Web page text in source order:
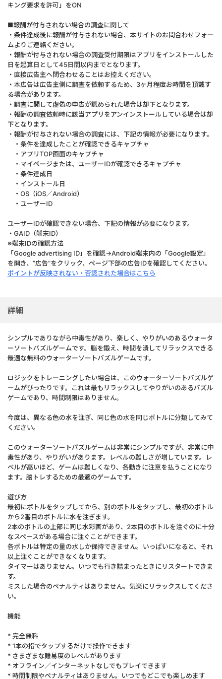
キング要求を許可」をON
■報酬が付与されない場合の調査に関して
・条件達成後に報酬が付与されない場合、本サイトのお問合わせフォー
ムよりご連絡ください。
・報酬が付与されない場合の調査受付期限はアプリをインストールした
日を起算日として45日間以内までとなります。
・直接広告主へ問合わせることはお控えください。
・本広告は広告主側に調査を依頼するため、3ヶ月程度お時間を頂戴す
る場合があります。
・調査に関して虚偽の申告が認められた場合は却下となります。
・報酬の調査依頼時に該当アプリをアンインストールしている場合は却
下となります。
・報酬が付与されない場合の調査には、下記の情報が必要になります。
・条件を達成したことが確認できるキャプチャ
・アプリTOP画面のキャプチャ
・マイページまたは、ユーザーIDが確認できるキャプチャ
・条件達成日
・インストール日
・OS（iOS／Android）
・ユーザーID
ユーザーIDが確認できない場合、下記の情報が必要になります。
・GAID（端末ID）
※端末IDの確認方法
「Google advertising ID」を確認→Android端末内の「Google設定」
を開き、”広告”をクリック、ページ下部の広告IDを確認してください。
ポイントが反映されない・否認された場合はこちら
詳細
シンプルでありながら中毒性があり、楽しく、やりがいのあるウォータ
ーソートパズルゲームです。脳を鍛え、時間を潰してリラックスできる
最適な無料のウォーターソートパズルゲームです。
ロジックをトレーニングしたい場合は、このウォーターソートパズルゲ
ームがぴったりです。これは最もリラックスしてやりがいのあるパズル
ゲームであり、時間制限はありません。
今度は、異なる色の水を注ぎ、同じ色の水を同じボトルに分類してみて
ください。
このウォーターソートパズルゲームは非常にシンプルですが、非常に中
毒性があり、やりがいがあります。レベルの難しさが増しています。レ
ベルが高いほど、ゲームは難しくなり、各動きに注意を払うことになり
ます。脳トレするための最適のゲームです。
遊び方
最初にボトルをタップしてから、別のボトルをタップし、最初のボトル
から2番目のボトルに水を注ぎます。
2本のボトルの上部に同じ水彩画があり、2本目のボトルを注ぐのに十分
なスペースがある場合に注ぐことができます。
各ボトルは特定の量の水しか保持できません。いっぱいになると、それ
以上注ぐことができなくなります。
タイマーはありません。いつでも行き詰まったときにリスタートできま
す。
ミスした場合のペナルティはありません。気楽にリラックスしてくださ
い。
機能
* 完全無料
* 1本の指でタップするだけで操作できます
* さまざまな難易度のレベルがあります
* オフライン／インターネットなしでもプレイできます
* 時間制限やペナルティはありません。いつでもどこでも楽しめます